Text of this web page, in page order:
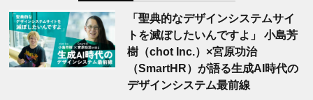
「聖典的なデザインシステムサイ
トを滅ぼしたいんですよ」 小島芳
樹（chot Inc.）×宮原功治
（SmartHR）が語る生成AI時代の
デザインシステム最前線